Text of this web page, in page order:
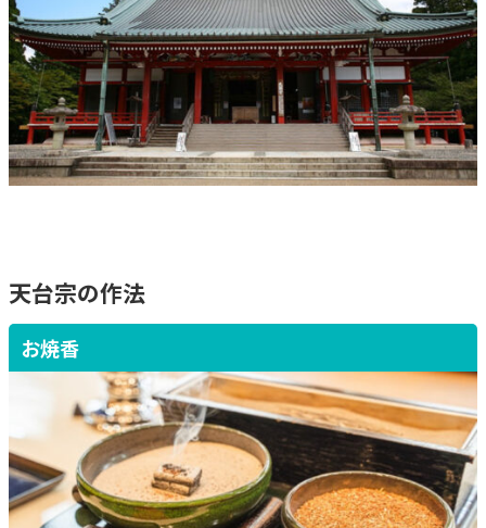
天台宗の作法
お焼香